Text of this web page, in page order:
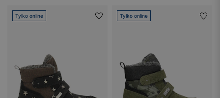
Tylko online Tylko online